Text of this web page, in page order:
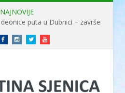
NAJNOVIJE
FacebookInstagramTwitterYoutube